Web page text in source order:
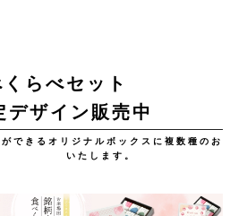
らべセット
デザイン販売中
できるオリジナルボックスに複数種のお
いたします。